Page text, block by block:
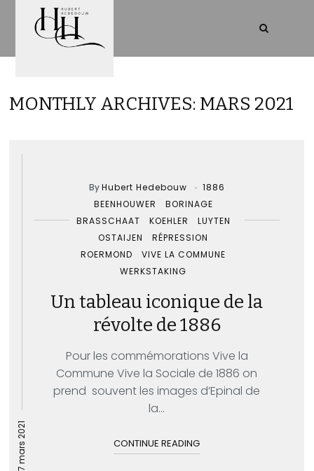
MONTHLY ARCHIVES: MARS 2021
27 mars 2021
ByHubert Hedebouw
1886
BEENHOUWER
BORINAGE
BRASSCHAAT
KOEHLER
LUYTEN
OSTAIJEN
RÉPRESSION
ROERMOND
VIVE LA COMMUNE
WERKSTAKING
Un tableau iconique de la
révolte de 1886
Pour les commémorations Vive la
Commune Vive la Sociale de 1886 on
prend souvent les images d’Epinal de
la...
CONTINUE READING